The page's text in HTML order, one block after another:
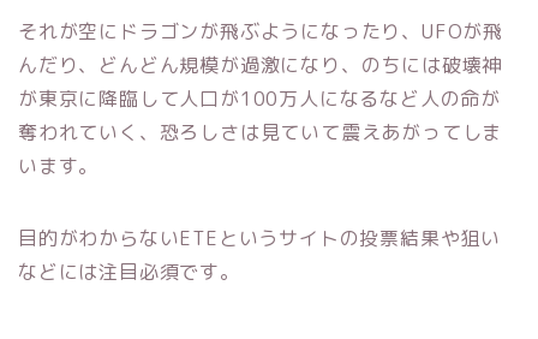
それが空にドラゴンが飛ぶようになったり、UFOが飛
んだり、どんどん規模が過激になり、のちには破壊神
が東京に降臨して人口が100万人になるなど人の命が
奪われていく、恐ろしさは見ていて震えあがってしま
います。
目的がわからないETEというサイトの投票結果や狙い
などには注目必須です。